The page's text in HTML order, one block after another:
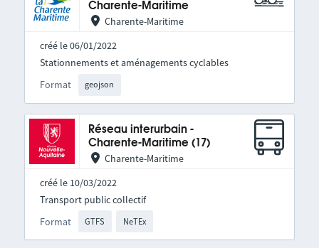
Charente-Maritime
Charente-Maritime
créé le 06/01/2022
Format geojson
Stationnements et aménagements cyclables
Réseau interurbain -
Charente-Maritime (17)
Charente-Maritime
créé le 10/03/2022
Format GTFS NeTEx
Transport public collectif